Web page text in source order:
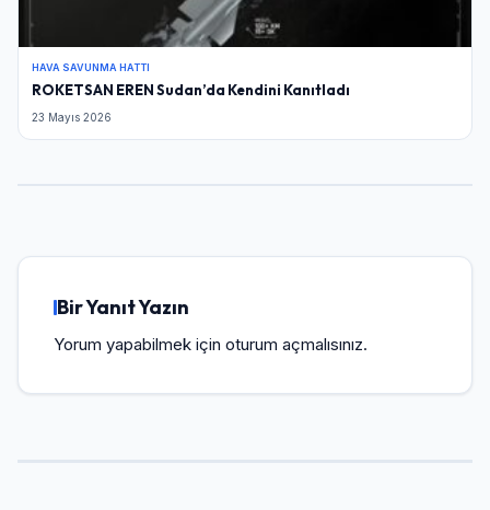
HAVA SAVUNMA HATTI
ROKETSAN EREN Sudan’da Kendini Kanıtladı
23 Mayıs 2026
Bir Yanıt Yazın
Yorum yapabilmek için oturum açmalısınız.